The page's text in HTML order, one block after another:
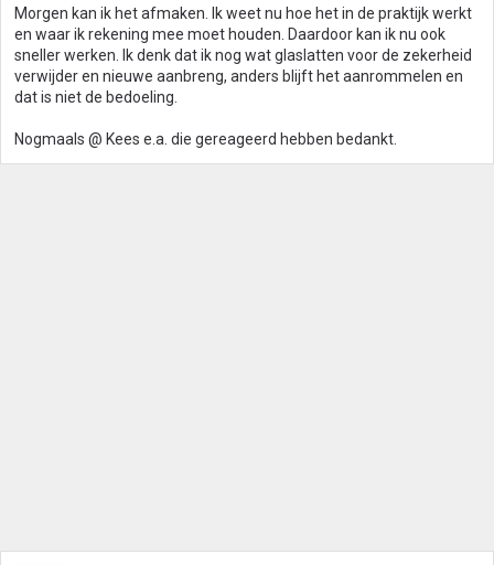
Morgen kan ik het afmaken. Ik weet nu hoe het in de praktijk werkt
en waar ik rekening mee moet houden. Daardoor kan ik nu ook
sneller werken. Ik denk dat ik nog wat glaslatten voor de zekerheid
verwijder en nieuwe aanbreng, anders blijft het aanrommelen en
dat is niet de bedoeling.
Nogmaals @ Kees e.a. die gereageerd hebben bedankt.